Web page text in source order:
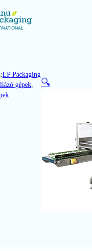
LP Packaging
gépek 🔍